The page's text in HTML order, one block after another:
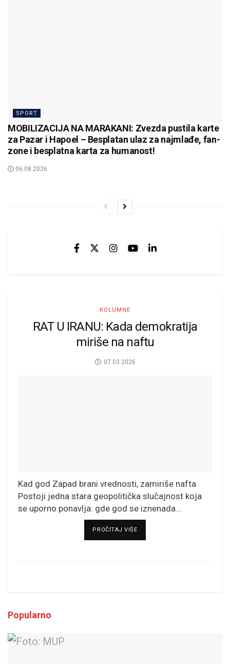
SPORT
MOBILIZACIJA NA MARAKANI: Zvezda pustila karte
za Pazar i Hapoel – Besplatan ulaz za najmlađe, fan-
zone i besplatna karta za humanost!
06.08.2026
KOLUMNE
RAT U IRANU: Kada demokratija
miriše na naftu
07.03.2026
Kad god Zapad brani vrednosti, zamiriše nafta
Postoji jedna stara geopolitička slučajnost koja
se uporno ponavlja: gde god se iznenada...
PROČITAJ VIŠEDETAILS
Popularno